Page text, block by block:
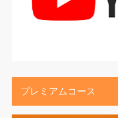
プレミアムコース